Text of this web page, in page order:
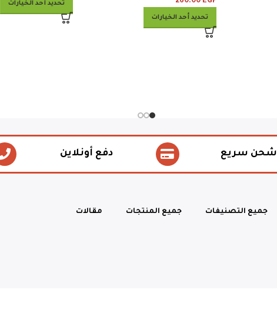
تحديد أحد الخيارات
تحديد أحد الخيارات
شحن سريع دفع أونلاين
جميع التصنيفات جميع المنتجات مقالات